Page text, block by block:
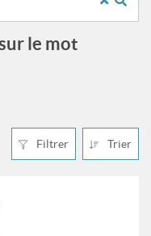
le mot
Filtrer Trier